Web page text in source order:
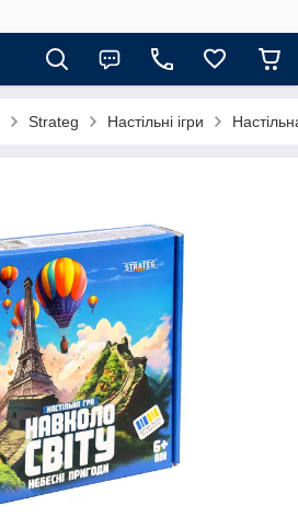
Strateg Настільні ігри